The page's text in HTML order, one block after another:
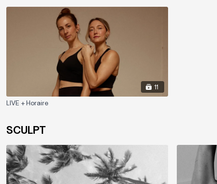
11
LIVE + Horaire
SCULPT